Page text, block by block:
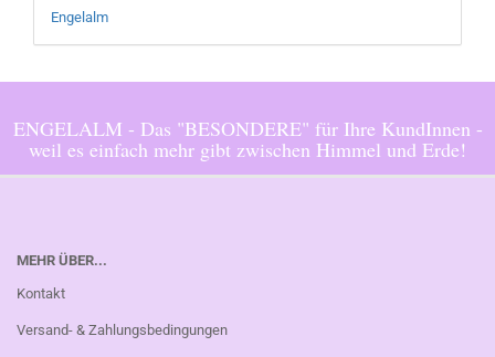
Engelalm
ENGELALM - Das "BESONDERE" für Ihre KundInnen -
weil es einfach mehr gibt zwischen Himmel und Erde!
MEHR ÜBER...
Kontakt
Versand- & Zahlungsbedingungen